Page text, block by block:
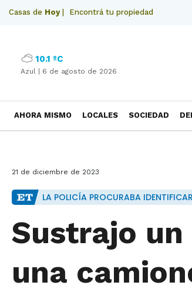
Casas de Hoy| Encontrá tu propiedad
10.1 ºC
Azul | 6 de agosto de 2026
AHORA MISMO LOCALES SOCIEDAD
21 de diciembre de 2023
LA POLICÍA PROCURABA
Sustrajo
una